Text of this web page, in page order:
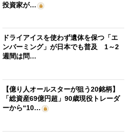
投資家が…
ドライアイスを使わず遺体を保つ「エ
ンバーミング」が日本でも普及 1～2
週間は問…
【億り人オールスターが狙う20銘柄】
「総資産69億円超」90歳現役トレーダ
ーから“10…